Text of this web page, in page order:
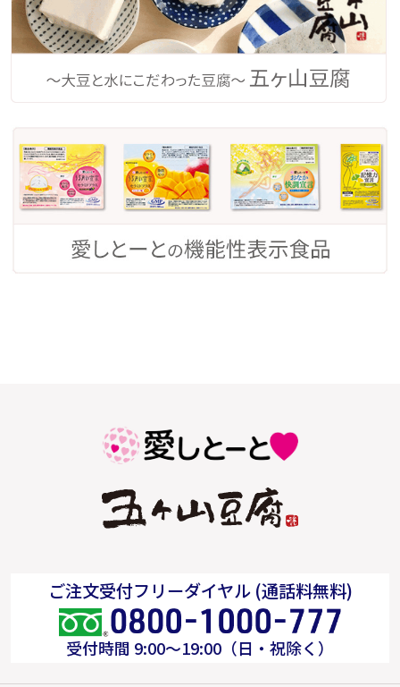
ご注文受付フリーダイヤル (通話料無料)
受付時間 9:00～19:00（日・祝除く）